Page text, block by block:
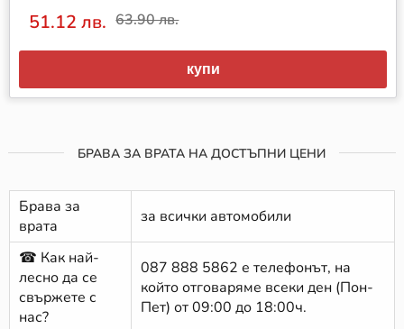
51.12 лв. 63.90 лв.
купи
БРАВА ЗА ВРАТА НА ДОСТЪПНИ ЦЕНИ
Брава за
врата
за всички автомобили
☎ Как най-
лесно да се
свържете с
нас?
087 888 5862 е телефонът, на
който отговаряме всеки ден (Пон-
Пет) от 09:00 до 18:00ч.